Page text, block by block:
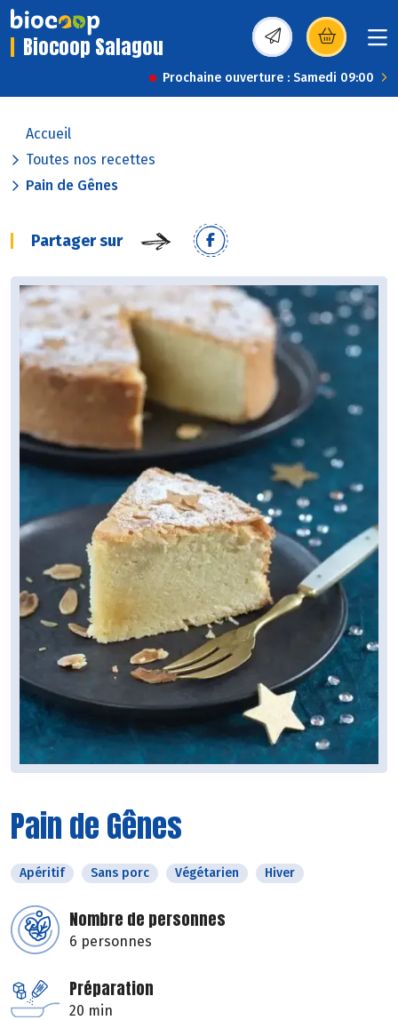
Biocoop Salagou (s’ouvre dans une
Prochaine ouverture : Samedi 09:00
Accueil
Toutes nos recettes
Pain de Gênes
Partager sur
Pain de Gênes
Apéritif Sans porc Végétarien Hiver
Nombre de personnes
6 personnes
Préparation
20 min